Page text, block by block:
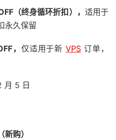
（终身循环折扣）， 适用于
永久保留
， 仅适用于新VPS 订单，
月 5 日
购）